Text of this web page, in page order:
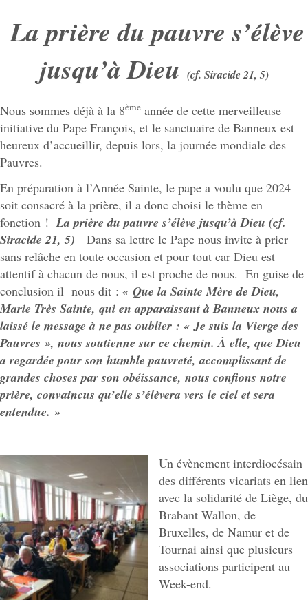
La prière du pauvre s’élève
jusqu’à Dieu (cf. Siracide 21, 5)
Nous sommes déjà à la 8ème année de cette merveilleuse
initiative du Pape François, et le sanctuaire de Banneux est
heureux d’accueillir, depuis lors, la journée mondiale des
Pauvres.
En préparation à l’Année Sainte, le pape a voulu que 2024
soit consacré à la prière, il a donc choisi le thème en
fonction !La prière du pauvre s’élève jusqu’à Dieu (cf.
Siracide 21, 5) Dans sa lettre le Pape nous invite à prier
sans relâche en toute occasion et pour tout car Dieu est
attentif à chacun de nous, il est proche de nous. En guise de
conclusion il nous dit : « Que la Sainte Mère de Dieu,
Marie Très Sainte, qui en apparaissant à Banneux nous a
laissé le message à ne pas oublier : « Je suis la Vierge des
Pauvres », nous soutienne sur ce chemin. À elle, que Dieu
a regardée pour son humble pauvreté, accomplissant de
grandes choses par son obéissance, nous confions notre
prière, convaincus qu’elle s’élèvera vers le ciel et sera
entendue. »
Un évènement interdiocésain
des différents vicariats en lien
avec la solidarité de Liège, du
Brabant Wallon, de
Bruxelles, de Namur et de
Tournai ainsi que plusieurs
associations participent au
Week-end.